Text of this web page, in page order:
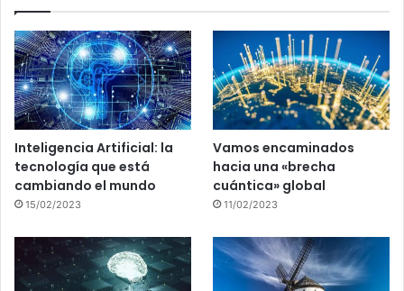
Inteligencia Artificial: la
tecnología que está
cambiando el mundo
15/02/2023
Vamos encaminados
hacia una «brecha
cuántica» global
11/02/2023